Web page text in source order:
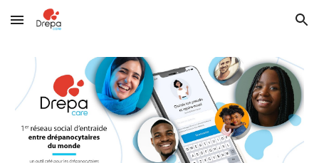
Skip to main content Skip to navigation